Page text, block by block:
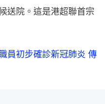
送院。這是港超聯首宗
員初步確診新冠肺炎 傳